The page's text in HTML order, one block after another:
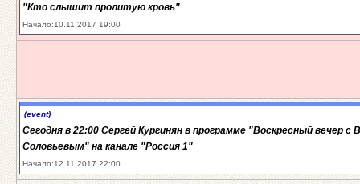
"Кто слышит пролитую кровь"
Начало:10.11.2017 19:00
(event)
Сегодня в 22:00 Сергей Кургинян в программе "Воскресный вечер с
Соловьевым" на канале "Россия 1"
Начало:12.11.2017 22:00